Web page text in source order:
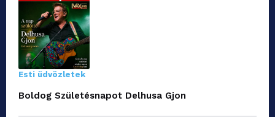
Esti üdvözletek
Boldog Születésnapot Delhusa Gjon